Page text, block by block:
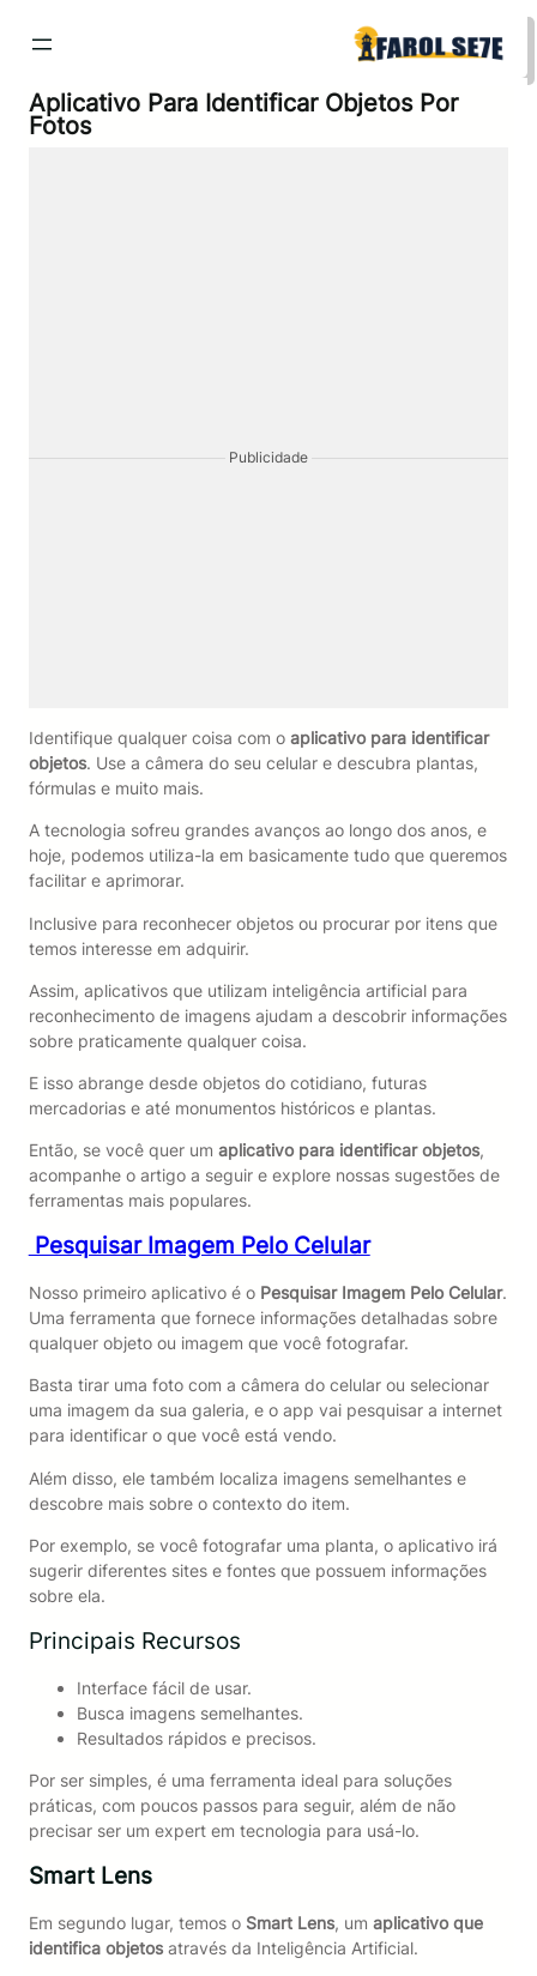
para
conteúdo
Aplicativo Para Identificar Objetos Por
Fotos
Publicidade
Identifique qualquer coisa com o aplicativo para identificar
objetos. Use a câmera do seu celular e descubra plantas,
fórmulas e muito mais.
A tecnologia sofreu grandes avanços ao longo dos anos, e
hoje, podemos utiliza-la em basicamente tudo que queremos
facilitar e aprimorar.
Inclusive para reconhecer objetos ou procurar por itens que
temos interesse em adquirir.
Assim, aplicativos que utilizam inteligência artificial para
reconhecimento de imagens ajudam a descobrir informações
sobre praticamente qualquer coisa.
E isso abrange desde objetos do cotidiano, futuras
mercadorias e até monumentos históricos e plantas.
Então, se você quer um aplicativo para identificar objetos,
acompanhe o artigo a seguir e explore nossas sugestões de
ferramentas mais populares.
Pesquisar Imagem Pelo Celular
Nosso primeiro aplicativo é o Pesquisar Imagem Pelo Celular.
Uma ferramenta que fornece informações detalhadas sobre
qualquer objeto ou imagem que você fotografar.
Basta tirar uma foto com a câmera do celular ou selecionar
uma imagem da sua galeria, e o app vai pesquisar a internet
para identificar o que você está vendo.
Além disso, ele também localiza imagens semelhantes e
descobre mais sobre o contexto do item.
Por exemplo, se você fotografar uma planta, o aplicativo irá
sugerir diferentes sites e fontes que possuem informações
sobre ela.
Principais Recursos
Interface fácil de usar.
Busca imagens semelhantes.
Resultados rápidos e precisos.
Por ser simples, é uma ferramenta ideal para soluções
práticas, com poucos passos para seguir, além de não
precisar ser um expert em tecnologia para usá-lo.
Smart Lens
Em segundo lugar, temos o Smart Lens, um aplicativo que
identifica objetosatravés da Inteligência Artificial.